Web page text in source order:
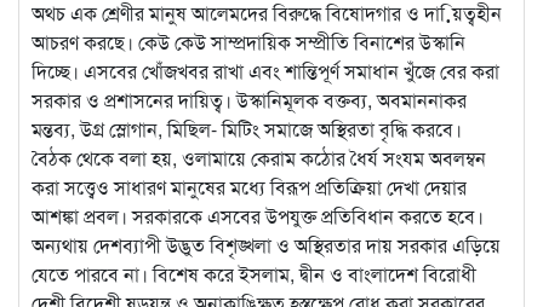
অথচ এক শ্রেণীর মানুষ আলেমদের বিরুদ্ধে বিষোদগার ও দায়ি়ত্বহীন
আচরণ করছে। কেউ কেউ সাম্প্রদায়িক সম্প্রীতি বিনাশের উস্কানি
দিচ্ছে। এসবের খোঁজখবর রাখা এবং শান্তিপূর্ণ সমাধান খুঁজে বের করা
সরকার ও প্রশাসনের দায়িত্ব। উস্কানিমূলক বক্তব্য, অবমাননাকর
মন্তব্য, উগ্র স্লোগান, মিছিল- মিটিং সমাজে অস্থিরতা বৃদ্ধি করবে।
বৈঠক থেকে বলা হয়, ওলামায়ে কেরাম কঠোর ধৈর্য সংযম অবলম্বন
করা সত্ত্বেও সাধারণ মানুষের মধ্যে বিরূপ প্রতিক্রিয়া দেখা দেয়ার
আশঙ্কা প্রবল। সরকারকে এসবের উপযুক্ত প্রতিবিধান করতে হবে।
অন্যথায় দেশব্যাপী উদ্ভুত বিশৃঙ্খলা ও অস্থিরতার দায় সরকার এড়িয়ে
যেতে পারবে না। বিশেষ করে ইসলাম, দ্বীন ও বাংলাদেশ বিরোধী